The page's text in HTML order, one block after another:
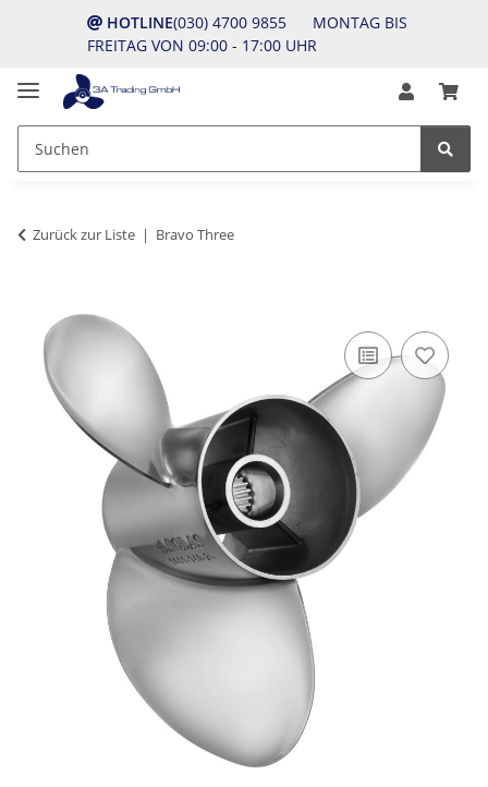
HOTLINE(030) 4700 9855 MONTAG BIS
FREITAG VON 09:00 - 17:00 UHR
Zurück zur Liste Bravo Three